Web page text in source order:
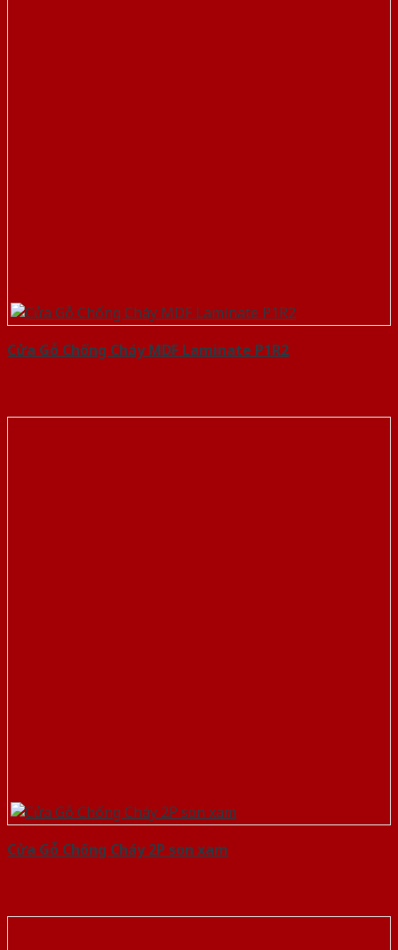
Cửa Gỗ Chống Cháy MDF Laminate P1R2
Cửa Gỗ Chống Cháy 2P son xam